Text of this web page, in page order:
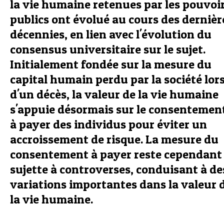
la vie humaine retenues par les
publics ont évolué au cours des
décennies, en lien avec l'évolution du
consensus universitaire sur le sujet.
Initialement fondée sur la mesure du
capital humain perdu par la société
d'un décès, la valeur de la vie humaine
s'appuie désormais sur le
à payer des individus pour éviter un
accroissement de risque. La mesure du
consentement à payer reste cependant
sujette à controverses, conduisant à
variations importantes dans la valeur
la vie humaine.